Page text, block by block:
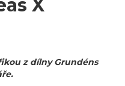
X
z dílny Grundéns